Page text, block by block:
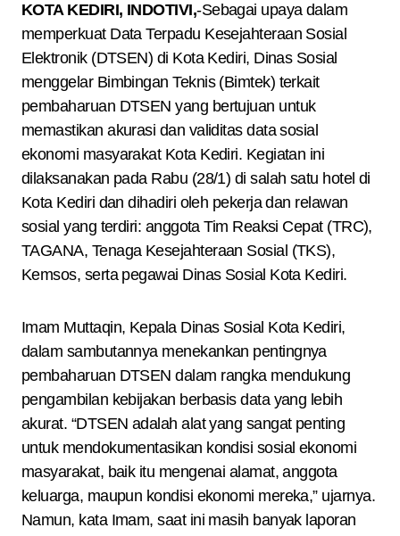
KOTA KEDIRI, INDOTIVI,-Sebagai upaya dalam
memperkuat Data Terpadu Kesejahteraan Sosial
Elektronik (DTSEN) di Kota Kediri, Dinas Sosial
menggelar Bimbingan Teknis (Bimtek) terkait
pembaharuan DTSEN yang bertujuan untuk
memastikan akurasi dan validitas data sosial
ekonomi masyarakat Kota Kediri. Kegiatan ini
dilaksanakan pada Rabu (28/1) di salah satu hotel di
Kota Kediri dan dihadiri oleh pekerja dan relawan
sosial yang terdiri: anggota Tim Reaksi Cepat (TRC),
TAGANA, Tenaga Kesejahteraan Sosial (TKS),
Kemsos, serta pegawai Dinas Sosial Kota Kediri.
Imam Muttaqin, Kepala Dinas Sosial Kota Kediri,
dalam sambutannya menekankan pentingnya
pembaharuan DTSEN dalam rangka mendukung
pengambilan kebijakan berbasis data yang lebih
akurat. “DTSEN adalah alat yang sangat penting
untuk mendokumentasikan kondisi sosial ekonomi
masyarakat, baik itu mengenai alamat, anggota
keluarga, maupun kondisi ekonomi mereka,” ujarnya.
Namun, kata Imam, saat ini masih banyak laporan